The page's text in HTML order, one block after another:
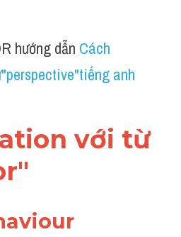
hướng dẫn Cách
anh
với từ